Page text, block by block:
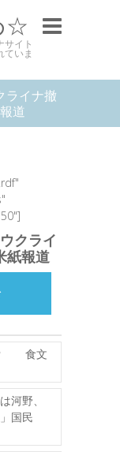
☆
サイト
ていま
ライナ撤
道
クライ
紙報道
？ 食文
河野、
国民